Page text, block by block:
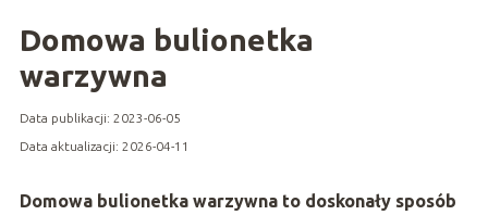
Domowa bulionetka
warzywna
Data publikacji: 2023-06-05
Data aktualizacji: 2026-04-11
Domowa bulionetka warzywna to doskonały sposób